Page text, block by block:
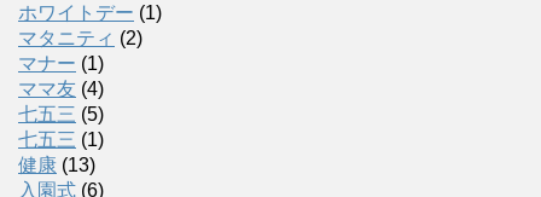
ホワイトデー (1)
マタニティ (2)
マナー (1)
ママ友 (4)
七五三 (5)
七五三 (1)
健康 (13)
入園式 (6)